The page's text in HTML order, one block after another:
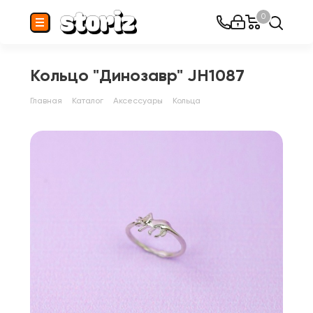
0
Кольцо "Динозавр" JH1087
Главная Каталог Аксессуары Кольца